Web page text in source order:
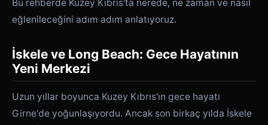
Bu rehberde Kuzey Kıbrıs'ta nerede, ne zaman ve nasıl
eğlenileceğini adım adım anlatıyoruz.
İskele ve Long Beach: Gece Hayatının
Yeni Merkezi
Uzun yıllar boyunca Kuzey Kıbrıs'ın gece hayatı
Girne'de yoğunlaşıyordu. Ancak son birkaç yılda İskele